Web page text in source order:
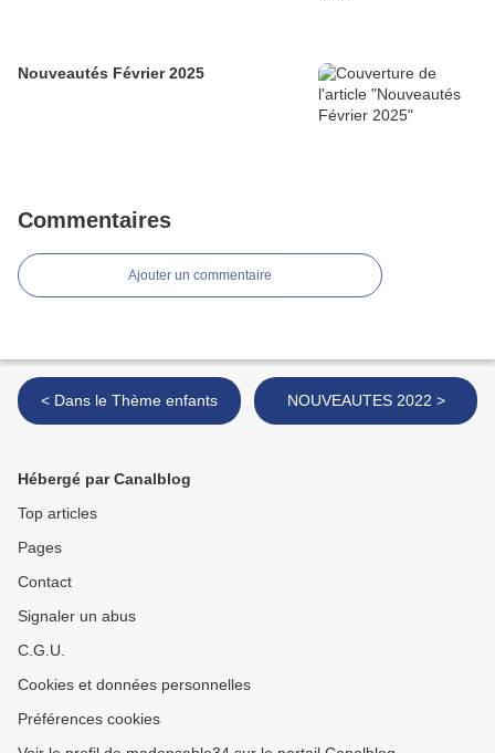
Nouveautés Février 2025
Commentaires
Ajouter un commentaire
< Dans le Thème enfants NOUVEAUTES 2022 >
Hébergé par Canalblog
Top articles
Pages
Contact
Signaler un abus
C.G.U.
Cookies et données personnelles
Préférences cookies